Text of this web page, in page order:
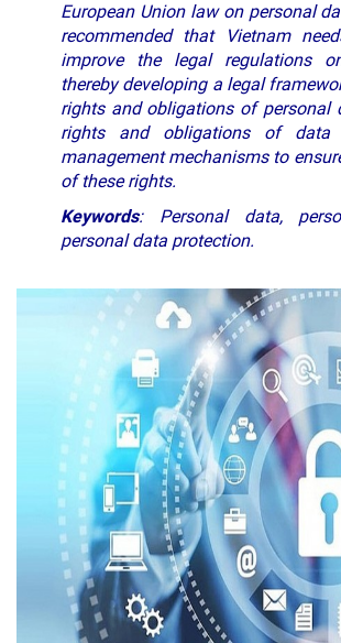
European Union law on personal
recommended that Vietnam
improve the legal regulations
thereby developing a legal
rights and obligations of personal
rights and obligations of data
management mechanisms to
of these rights.
Keywords: Personal data,
personal data protection.